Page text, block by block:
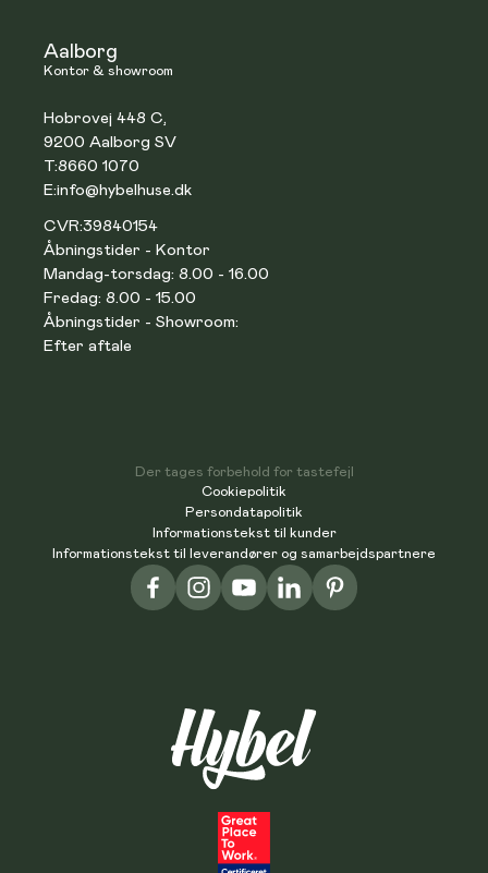
Aalborg
Kontor & showroom
Hobrovej 448 C,
9200 Aalborg SV
T:8660 1070
E:info@hybelhuse.dk
CVR:39840154
Åbningstider - Kontor
Mandag-torsdag: 8.00 - 16.00
Fredag: 8.00 - 15.00
Åbningstider - Showroom:
Efter aftale
Cookiepolitik
Persondatapolitik
Informationstekst til kunder
Informationstekst til leverandører og samarbejdspartnere
Der tages forbehold for tastefejl